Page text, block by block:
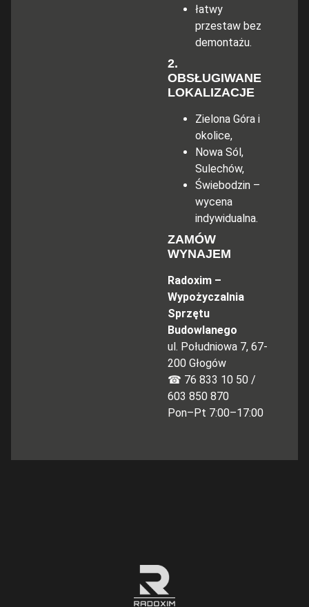
łatwy
przestaw bez
demontażu.
2.
OBSŁUGIWANE
LOKALIZACJE
Zielona Góra i
okolice,
Nowa Sól,
Sulechów,
Świebodzin –
wycena
indywidualna.
ZAMÓW
WYNAJEM
Radoxim –
Wypożyczalnia
Sprzętu
Budowlanego
ul. Południowa 7, 67-
200 Głogów
☎ 76 833 10 50 /
603 850 870
Pon–Pt 7:00–17:00